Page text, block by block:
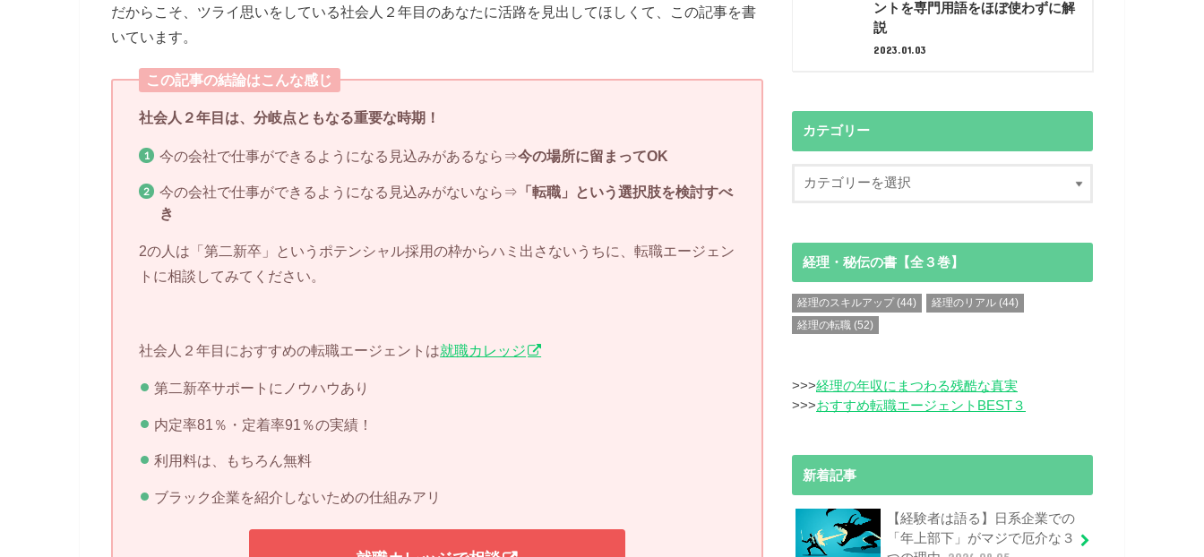
だからこそ、ツライ思いをしている社会人２年目のあなたに活路を見出してほしくて、この記事を書
いています。
この記事の結論はこんな感じ
社会人２年目は、分岐点ともなる重要な時期！
今の会社で仕事ができるようになる見込みがあるなら⇒今の場所に留まってOK
今の会社で仕事ができるようになる見込みがないなら⇒ 「転職」という選択肢を検討すべ
き
2の人は「第二新卒」というポテンシャル採用の枠からハミ出さないうちに、転職エージェン
トに相談してみてください。
社会人２年目におすすめの転職エージェントは就職カレッジ
第二新卒サポートにノウハウあり
内定率81％・定着率91％の実績！
利用料は、もちろん無料
ブラック企業を紹介しないための仕組みアリ
ントを専門用語をほぼ使わずに解
説
2023.01.03
カテゴリー
経理・秘伝の書【全３巻】
経理のスキルアップ (44) 経理のリアル (44)
経理の転職 (52)
>>>経理の年収にまつわる残酷な真実
>>>おすすめ転職エージェントBEST３
新着記事
【経験者は語る】日系企業での
「年上部下」がマジで厄介な３